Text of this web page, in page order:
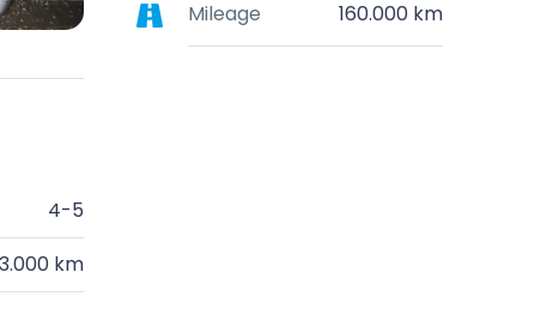
4-5
km
Mileage 160.000 km